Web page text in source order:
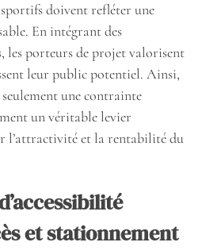
sportifs doivent refléter une
En intégrant des
les porteurs de projet valorisent
leur public potentiel. Ainsi,
une contrainte
un véritable levier
l’attractivité et la rentabilité du
et stationnement